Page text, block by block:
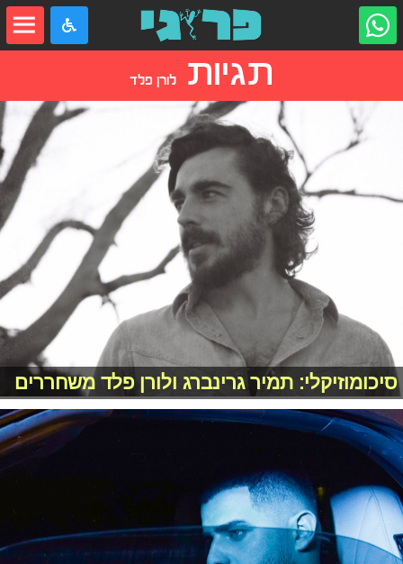
תגיות לורן פלד
סיכומוזיקלי: תמיר גרינברג ולורן פלד משחררים